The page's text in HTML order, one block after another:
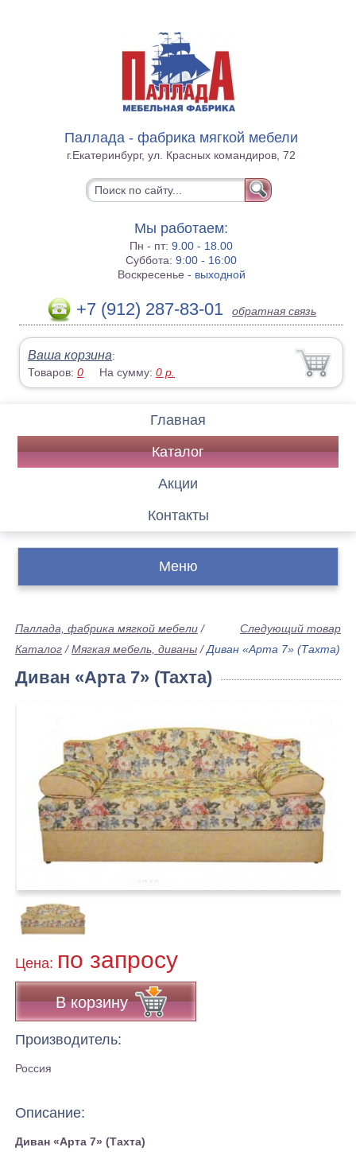
Паллада - фабрика мягкой мебели
г.Екатеринбург, ул. Красных командиров, 72
Мы работаем:
Пн - пт:9.00 - 18.00
Суббота:9:00 - 16:00
Воскресенье - выходной
+7 (912) 287-83-01 обратная связь
Ваша корзина:
Товаров:0 На сумму:0 р.
Главная
Каталог
Акции
Контакты
Меню
Следующий товар
Паллада, фабрика мягкой мебели /
Каталог /Мягкая мебель, диваны /Диван «Арта 7» (Тахта)
Диван «Арта 7» (Тахта)
Цена: по запросу
В корзину
Производитель:
Россия
Описание:
Диван «Арта 7» (Тахта)